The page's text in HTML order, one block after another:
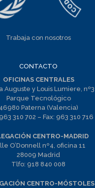
Trabaja con nosotros
CONTACTO
OFICINAS CENTRALES
Auguste y Louis Lumiere, nº3
Parque Tecnológico
46980 Paterna (Valencia)
310 702 – Fax: 963 310 716
CENTRO-MADRID
O’Donnell nº4, oficina 11
28009 Madrid
Tlfo: 918 840 008
CENTRO-MÓSTOLES